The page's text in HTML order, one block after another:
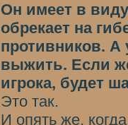
Он имеет в
обрекает на
противников. А
выжить. Если
игрока, будет
Это так.
И опять же,